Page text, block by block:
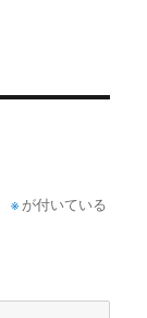
※ が付いている